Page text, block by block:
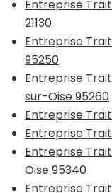
Entreprise
21130
Entreprise
95250
Entreprise
sur-Oise 95260
Entreprise
Entreprise
Entreprise
Oise 95340
Entreprise